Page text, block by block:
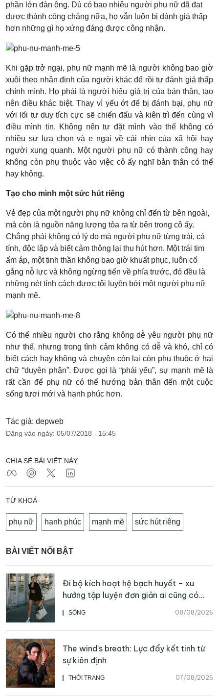
phần lớn đàn ông. Dù có bao nhiêu người phụ nữ đã đạt
được thành công chăng nữa, họ vẫn luôn bị đánh giá thấp
hơn những gì họ xứng đáng được công nhận.
Khi gặp trở ngại, phụ nữ mạnh mẽ là người không bao giờ
xuôi theo nhận định của người khác để rồi tự đánh giá thấp
chính mình. Họ phải là người hiểu giá trị của bản thân, tạo
nên điều khác biệt. Thay vì yếu ớt để bị đánh bại, phụ nữ
với lối tư duy tích cực sẽ chiến đấu và kiên trì đến cùng vì
điều mình tin. Không nên tự đặt mình vào thế không có
nhiều sự lựa chọn và e ngại về cái nhìn của xã hội hay
người xung quanh. Một người phụ nữ có thành công hay
không còn phụ thuộc vào việc cô ấy nghĩ bản thân có thể
hay không.
Tạo cho mình một sức hút riêng
Vẻ đẹp của một người phụ nữ không chỉ đến từ bên ngoài,
mà còn là nguồn năng lượng tỏa ra từ bên trong cô ấy.
Chẳng phải không có lý do mà người phụ nữ từng trải, cá
tính, độc lập và biết cảm thông lại thu hút hơn. Một trái tim
ấm áp, một tinh thần không bao giờ khuất phục, luôn cố
gắng nỗ lực và không ngừng tiến về phía trước, đó đều là
những nét tính cách được tôi luyện bởi một người phụ nữ
mạnh mẽ.
Có thể nhiều người cho rằng không dễ yêu người phụ nữ
như thế, nhưng trong tình cảm không có dễ và khó, chỉ có
biết cách hay không và chuyện còn lại còn phụ thuộc ở hai
chữ “duyên phận”. Được gọi là “phái yếu”, sự mạnh mẽ là
rất cần để phụ nữ có thể hướng bản thân đến một cuộc
sống tươi mới và hạnh phúc hơn.
Tác giả: depweb
Đăng vào ngày: 05/07/2018 - 15:45
CHIA SẺ BÀI VIẾT NÀY
TỪ KHOÁ
phụ nữ hạnh phúc mạnh mẽ sức hút riêng
BÀI VIẾT NỔI BẬT
SỐNG 08/08/2026
Đi bộ kích hoạt hệ bạch huyết – xu
hướng tập luyện đơn giản ai cũng có
thể bắt đầu
THỜI TRANG 07/08/2026
The wind’s breath: Lực đẩy kết tinh từ
sự kiên định